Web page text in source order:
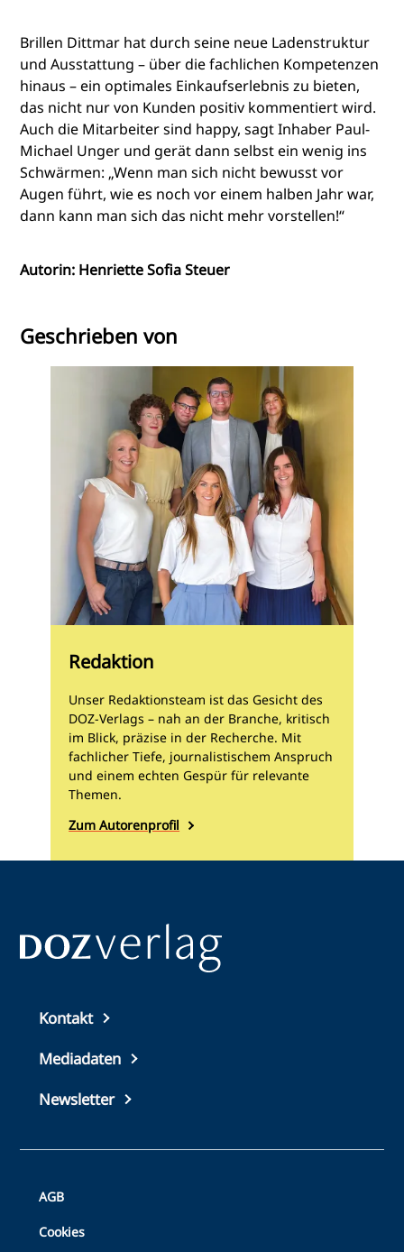
Brillen Dittmar hat durch seine neue Ladenstruktur
und Ausstattung – über die fachlichen Kompetenzen
hinaus – ein optimales Einkaufserlebnis zu bieten,
das nicht nur von Kunden positiv kommentiert wird.
Auch die Mitarbeiter sind happy, sagt Inhaber Paul-
Michael Unger und gerät dann selbst ein wenig ins
Schwärmen: „Wenn man sich nicht bewusst vor
Augen führt, wie es noch vor einem halben Jahr war,
dann kann man sich das nicht mehr vorstellen!“
Autorin: Henriette Sofia Steuer
Geschrieben von
Redaktion
Unser Redaktionsteam ist das Gesicht des
DOZ-Verlags – nah an der Branche, kritisch
im Blick, präzise in der Recherche. Mit
fachlicher Tiefe, journalistischem Anspruch
und einem echten Gespür für relevante
Themen.
Zum Autorenprofil
Top
footer
Kontakt
Mediadaten
Newsletter
Bottom
Footer
AGB
Cookies